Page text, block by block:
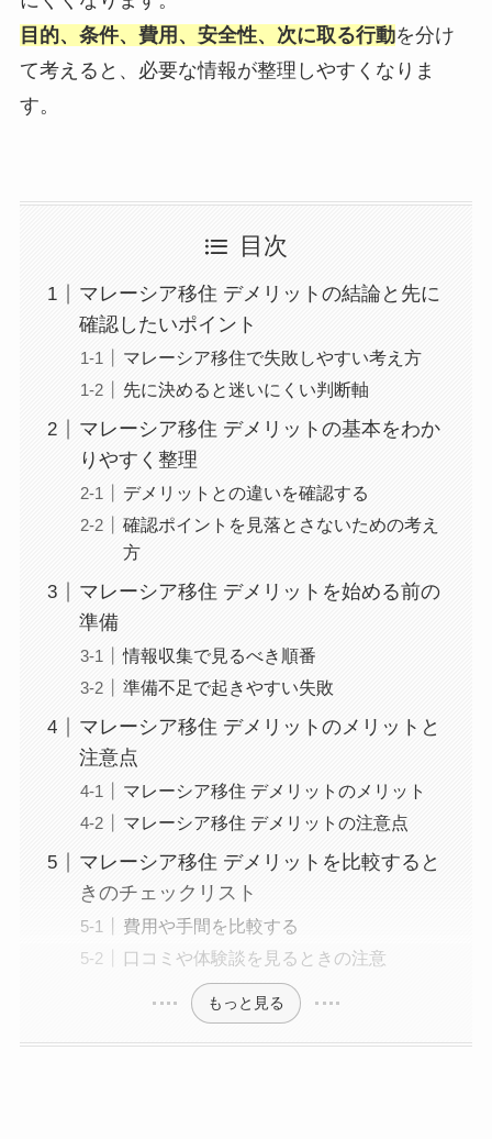
目的、条件、費用、安全性、次に取る行動を分け
て考えると、必要な情報が整理しやすくなりま
す。
目次
マレーシア移住 デメリットの結論と先に
確認したいポイント
マレーシア移住で失敗しやすい考え方
先に決めると迷いにくい判断軸
マレーシア移住 デメリットの基本をわか
りやすく整理
デメリットとの違いを確認する
確認ポイントを見落とさないための考え
方
マレーシア移住 デメリットを始める前の
準備
情報収集で見るべき順番
準備不足で起きやすい失敗
マレーシア移住 デメリットのメリットと
注意点
マレーシア移住 デメリットのメリット
マレーシア移住 デメリットの注意点
マレーシア移住 デメリットを比較すると
きのチェックリスト
費用や手間を比較する
口コミや体験談を見るときの注意
もっと見る